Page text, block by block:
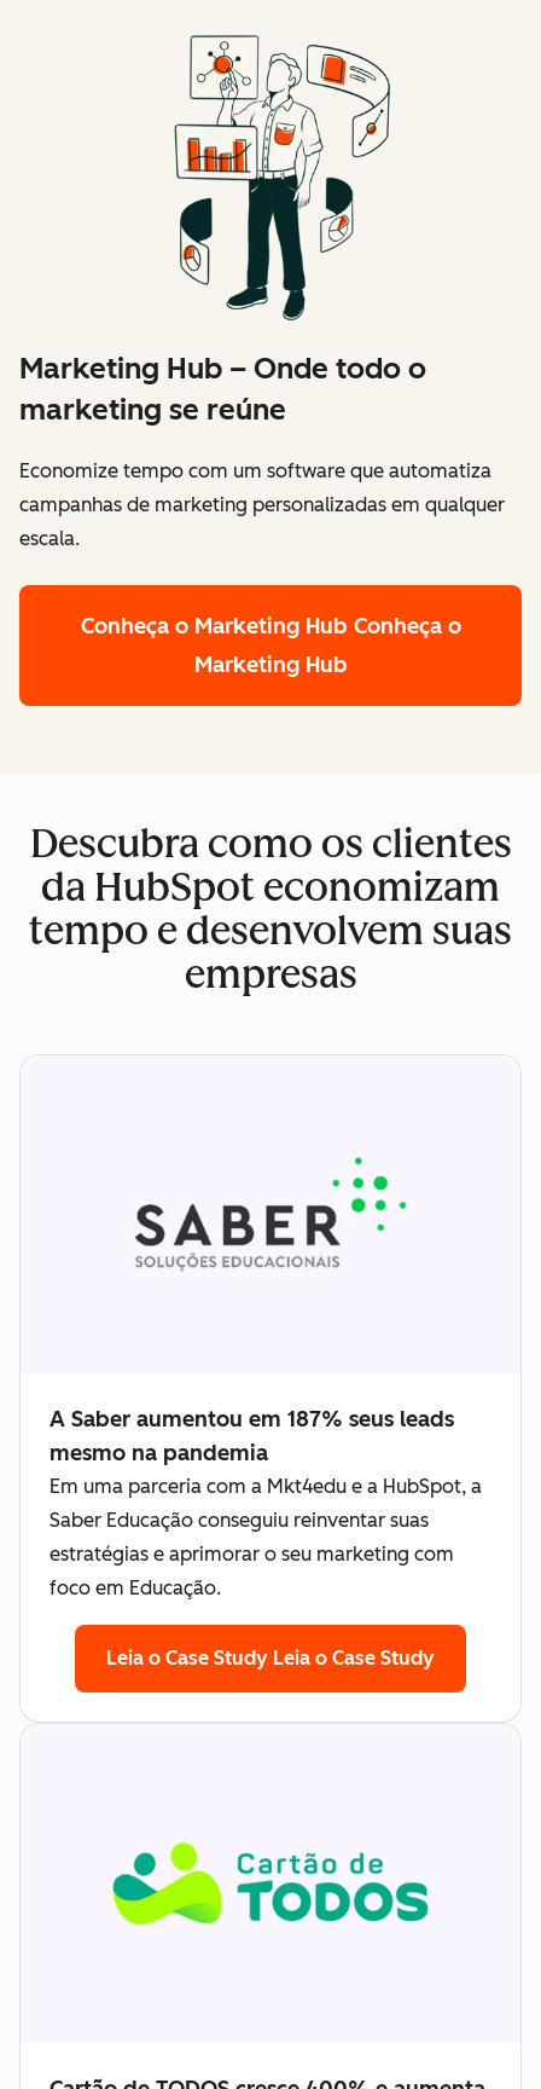
Marketing Hub – Onde todo o
marketing se reúne
Economize tempo com um software que automatiza
campanhas de marketing personalizadas em qualquer
escala.
Conheça o Marketing Hub Conheça o
Marketing Hub
Descubra como os clientes
da HubSpot economizam
tempo e desenvolvem suas
empresas
A Saber aumentou em 187% seus leads
mesmo na pandemia
Em uma parceria com a Mkt4edu e a HubSpot, a
Saber Educação conseguiu reinventar suas
estratégias e aprimorar o seu marketing com
foco em Educação.
Leia o Case Study Leia o Case Study